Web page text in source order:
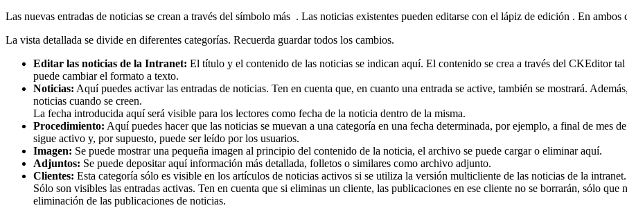
Las nuevas entradas de noticias se crean a través del símbolo más . Las noticias existentes pueden editarse con el lápiz de edición . En ambos
La vista detallada se divide en diferentes categorías. Recuerda guardar todos los cambios.
Editar las noticias de la Intranet: El título y el contenido de las noticias se indican aquí. El contenido se crea a través del CKEditor
puede cambiar el formato a texto.
Noticias: Aquí puedes activar las entradas de noticias. Ten en cuenta que, en cuanto una entrada se active, también se mostrará.
noticias cuando se creen.
La fecha introducida aquí será visible para los lectores como fecha de la noticia dentro de la misma.
Procedimiento: Aquí puedes hacer que las noticias se muevan a una categoría en una fecha determinada, por ejemplo, a final de mes
sigue activo y, por supuesto, puede ser leído por los usuarios.
Imagen: Se puede mostrar una pequeña imagen al principio del contenido de la noticia, el archivo se puede cargar o eliminar aquí.
Adjuntos: Se puede depositar aquí información más detallada, folletos o similares como archivo adjunto.
Clientes: Esta categoría sólo es visible en los artículos de noticias activos si se utiliza la versión multicliente de las noticias de la
Sólo son visibles las entradas activas. Ten en cuenta que si eliminas un cliente, las publicaciones en ese cliente no se borrarán, sólo
eliminación de las publicaciones de noticias.